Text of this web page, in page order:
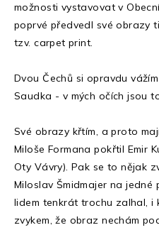
možnosti vystavovat v
poprvé předvedl své obrazy
tzv. carpet print.
Dvou Čechů si opravdu
Saudka - v mých očích jsou
Své obrazy křtím, a proto
Miloše Formana pokřtil Emir
Oty Vávry). Pak se to nějak
Miloslav Šmidmajer na jedné
lidem tenkrát trochu zalhal, i
zvykem, že obraz nechám